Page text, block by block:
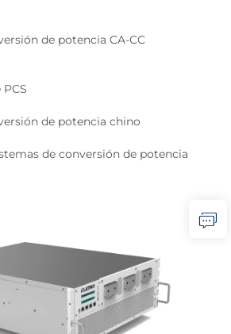
de potencia CA-CC
de potencia chino
de conversión de potencia